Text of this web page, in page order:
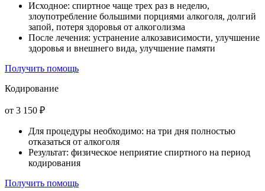
Исходное: спиртное чаще трех раз в неделю,
злоупотребление большими порциями алкоголя, долгий
запой, потеря здоровья от алкоголизма
После лечения: устранение алкозависимости, улучшение
здоровья и внешнего вида, улучшение памяти
Получить помощь
Кодирование
от 3 150 ₽
Для процедуры необходимо: на три дня полностью
отказаться от алкоголя
Результат: физическое неприятие спиртного на период
кодирования
Получить помощь